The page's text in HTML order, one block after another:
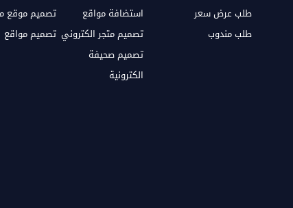
طلب عرض سعر
طلب مندوب
استضافة مواقع
تصميم موقع
تصميم متجر الكتروني تصميم مواقع
تصميم صحيفة
الكترونية